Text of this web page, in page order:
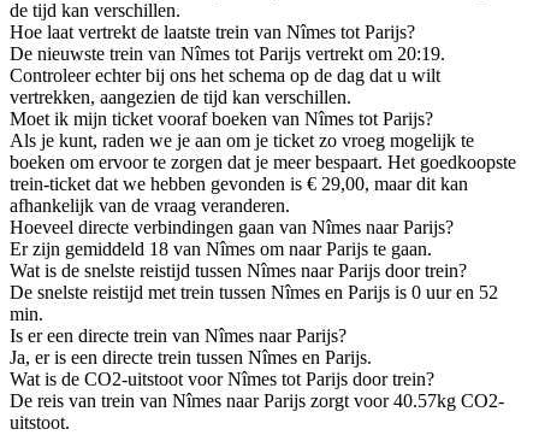
de tijd kan verschillen.
Hoe laat vertrekt de laatste trein van Nîmes tot Parijs?
De nieuwste trein van Nîmes tot Parijs vertrekt om 20:19.
Controleer echter bij ons het schema op de dag dat u wilt
vertrekken, aangezien de tijd kan verschillen.
Moet ik mijn ticket vooraf boeken van Nîmes tot Parijs?
Als je kunt, raden we je aan om je ticket zo vroeg mogelijk te
boeken om ervoor te zorgen dat je meer bespaart. Het goedkoopste
trein-ticket dat we hebben gevonden is € 29,00, maar dit kan
afhankelijk van de vraag veranderen.
Hoeveel directe verbindingen gaan van Nîmes naar Parijs?
Er zijn gemiddeld 18 van Nîmes om naar Parijs te gaan.
Wat is de snelste reistijd tussen Nîmes naar Parijs door trein?
De snelste reistijd met trein tussen Nîmes en Parijs is 0 uur en 52
min.
Is er een directe trein van Nîmes naar Parijs?
Ja, er is een directe trein tussen Nîmes en Parijs.
Wat is de CO2-uitstoot voor Nîmes tot Parijs door trein?
De reis van trein van Nîmes naar Parijs zorgt voor 40.57kg CO2-
uitstoot.